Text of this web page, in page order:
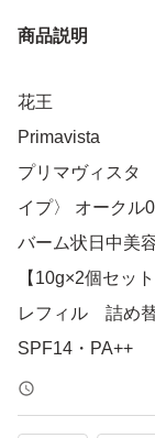
商品説明
花王
Primavista
プリマヴィスタ
イプ〉 オークル
バーム状日中美
【10g×2個セット
レフィル 詰め
SPF14・PA++
クッションロー